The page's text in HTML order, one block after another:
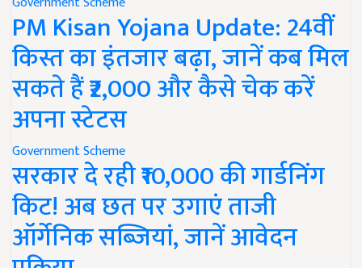
PM Kisan Yojana Update: 24वीं
किस्त का इंतजार बढ़ा, जानें कब मिल
सकते हैं ₹2,000 और कैसे चेक करें
अपना स्टेटस
Government Scheme
सरकार दे रही ₹10,000 की गार्डनिंग
किट! अब छत पर उगाएं ताजी
ऑर्गेनिक सब्जियां, जानें आवेदन